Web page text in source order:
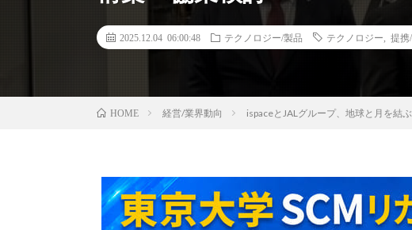
2025.12.04 06:00:48 テクノロジー/製品 テクノロジー 提携
HOME 経営/業界動向 ispaceとJALグループ、地球と月を結